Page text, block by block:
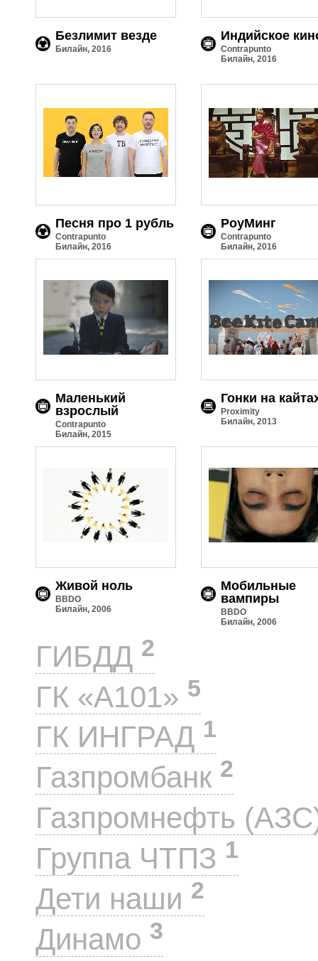
Безлимит везде
Билайн, 2016
Индийское
Contrapunto
Билайн, 2016
Песня про 1 рубль
Contrapunto
Билайн, 2016
РоуМинг
Contrapunto
Билайн, 2016
Маленький
взрослый
Contrapunto
Билайн, 2015
Гонки на
Proximity
Билайн, 2013
Живой ноль
BBDO
Билайн, 2006
Мобильные
вампиры
BBDO
Билайн, 2006
ГИБДД 2
ГК «А101» 5
ГК ИНГРАД 1
Газпромбанк 2
Газпромнефть
Группа ЧТПЗ 1
Дети наши 2
Динамо 3